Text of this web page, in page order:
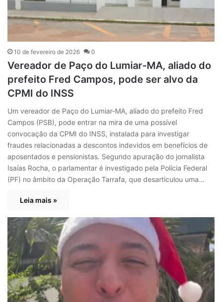
10 de fevereiro de 2026 0
Vereador de Paço do Lumiar-MA, aliado do
prefeito Fred Campos, pode ser alvo da
CPMI do INSS
Um vereador de Paço do Lumiar-MA, aliado do prefeito Fred
Campos (PSB), pode entrar na mira de uma possível
convocação da CPMI do INSS, instalada para investigar
fraudes relacionadas a descontos indevidos em benefícios de
aposentados e pensionistas. Segundo apuração do jornalista
Isaías Rocha, o parlamentar é investigado pela Polícia Federal
(PF) no âmbito da Operação Tarrafa, que desarticulou uma…
Leia mais »